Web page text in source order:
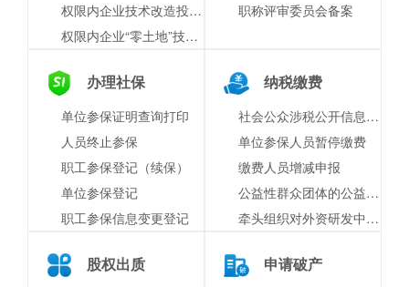
权限内企业技术改造投资项目备案（非零土地）
权限内企业“零土地”技术改造投资项目承诺备案
职称评审委员会备案
办理社保
单位参保证明查询打印
人员终止参保
职工参保登记（续保）
单位参保登记
职工参保信息变更登记
纳税缴费
社会公众涉税公开信息查询
单位参保人员暂停缴费
缴费人员增减申报
公益性群众团体的公益性捐赠税前扣除资格认定
牵头组织对外资研发中心采购设备免、退税资格进行审核认定
股权出质 申请破产